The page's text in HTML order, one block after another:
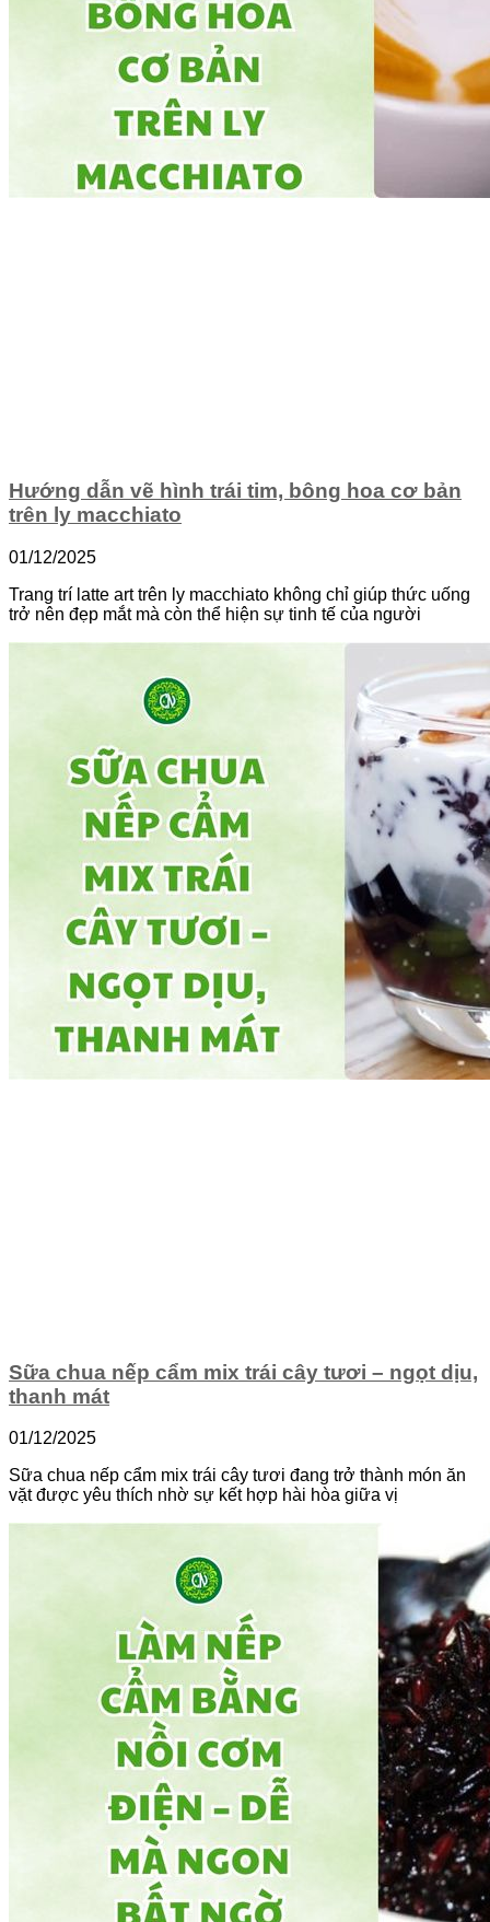
Hướng dẫn vẽ hình trái tim, bông hoa cơ bản
trên ly macchiato
01/12/2025
Trang trí latte art trên ly macchiato không chỉ giúp thức uống
trở nên đẹp mắt mà còn thể hiện sự tinh tế của người
Sữa chua nếp cẩm mix trái cây tươi – ngọt dịu,
thanh mát
01/12/2025
Sữa chua nếp cẩm mix trái cây tươi đang trở thành món ăn
vặt được yêu thích nhờ sự kết hợp hài hòa giữa vị